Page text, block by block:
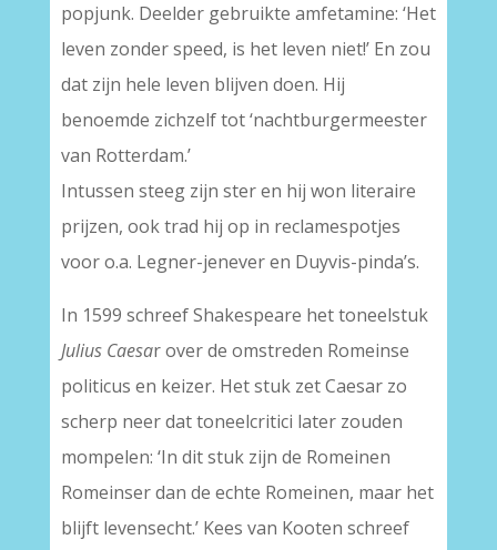
popjunk. Deelder gebruikte amfetamine: ‘Het
leven zonder speed, is het leven niet!’ En zou
dat zijn hele leven blijven doen. Hij
benoemde zichzelf tot ‘nachtburgermeester
van Rotterdam.’
Intussen steeg zijn ster en hij won literaire
prijzen, ook trad hij op in reclamespotjes
voor o.a. Legner-jenever en Duyvis-pinda’s.
In 1599 schreef Shakespeare het toneelstuk
Julius Caesar over de omstreden Romeinse
politicus en keizer. Het stuk zet Caesar zo
scherp neer dat toneelcritici later zouden
mompelen: ‘In dit stuk zijn de Romeinen
Romeinser dan de echte Romeinen, maar het
blijft levensecht.’ Kees van Kooten schreef